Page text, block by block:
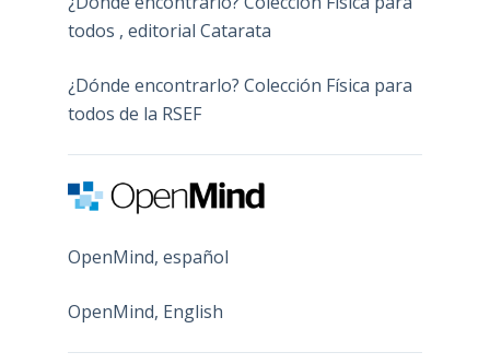
todos , editorial Catarata
¿Dónde encontrarlo? Colección Física para
todos de la RSEF
OpenMind, español
OpenMind, English